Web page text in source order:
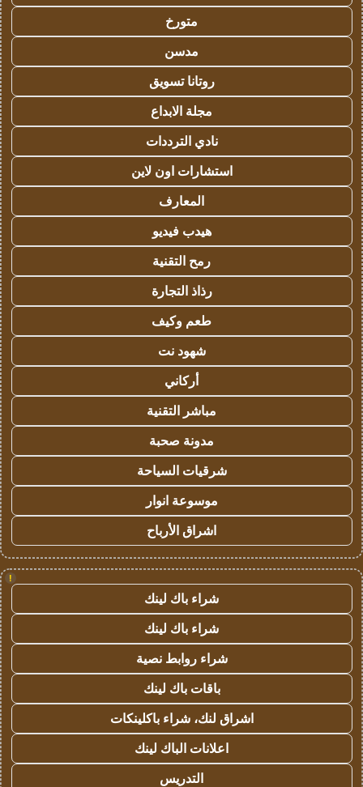
متورخ
مدسن
روتانا تسويق
مجلة الابداع
نادي الترددات
استشارات اون لاين
المعارف
هيدب فيديو
رمح التقنية
رذاذ التجارة
طعم وكيف
شهود نت
أركاني
مباشر التقنية
مدونة صحبة
شرقيات السياحة
موسوعة انوار
اشراق الأرباح
!
شراء باك لينك
شراء باك لينك
شراء روابط نصية
باقات باك لينك
اشراق لنك، شراء باكلينكات
اعلانات الباك لينك
التدريس